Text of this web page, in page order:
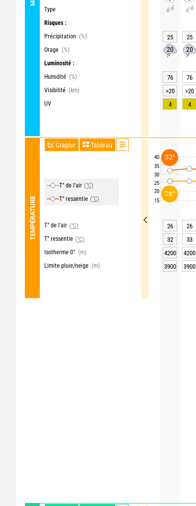
Type
Risques :
Précipitation (%)
Orage (%)
Luminosité :
Humidité (%)
Visibilité (km)
UV
TEMPÉRATURE
Graphe Tableau
T° de l'air (°C)
T° ressentie (°C)
T° de l'air (°C)
T° ressentie (°C)
Isotherme 0° (m)
Limite pluie/neige (m)
40
35
30
25
20
15
25 25
20 20
76 76
>20
>20
4
4
26 26
32
33
4200
4200
3900
3900
26°
32°